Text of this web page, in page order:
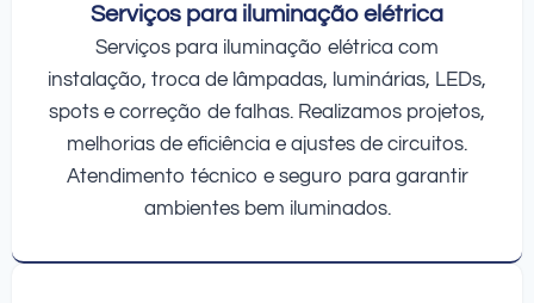
Serviços para iluminação elétrica
Serviços para iluminação elétrica com
instalação, troca de lâmpadas, luminárias, LEDs,
spots e correção de falhas. Realizamos projetos,
melhorias de eficiência e ajustes de circuitos.
Atendimento técnico e seguro para garantir
ambientes bem iluminados.